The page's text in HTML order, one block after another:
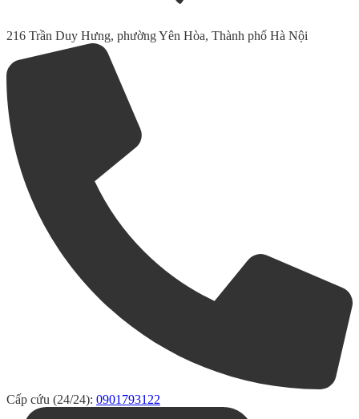
216 Trần Duy Hưng, phường Yên Hòa, Thành phố Hà Nội
Cấp cứu (24/24): 0901793122